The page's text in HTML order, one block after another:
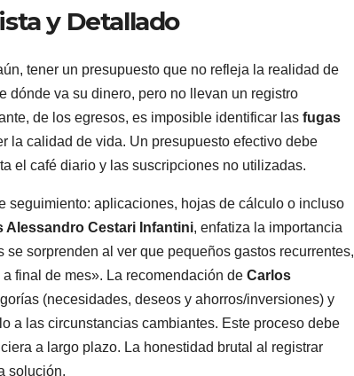
y Detallado
tener un presupuesto que no refleja la realidad de
dónde va su dinero, pero no llevan un registro
de los egresos, es imposible identificar las fugas
la calidad de vida. Un presupuesto efectivo debe
el café diario y las suscripciones no utilizadas.
seguimiento: aplicaciones, hojas de cálculo o incluso
Alessandro Cestari Infantini, enfatiza la importancia
sorprenden al ver que pequeños gastos recurrentes,
final de mes». La recomendación de Carlos
(necesidades, deseos y ahorros/inversiones) y
a las circunstancias cambiantes. Este proceso debe
a largo plazo. La honestidad brutal al registrar
solución.